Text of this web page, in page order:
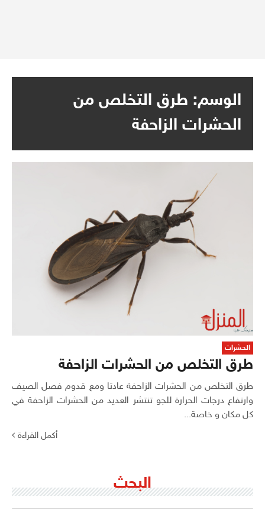
الوسم: طرق التخلص من
الحشرات الزاحفة
الحشرات
طرق التخلص من الحشرات الزاحفة
طرق التخلص من الحشرات الزاحفة عادتا ومع قدوم فصل الصيف
وارتفاع درجات الحرارة للجو تنتشر العديد من الحشرات الزاحفة في
كل مكان و خاصة...
أكمل القراءة
البحث